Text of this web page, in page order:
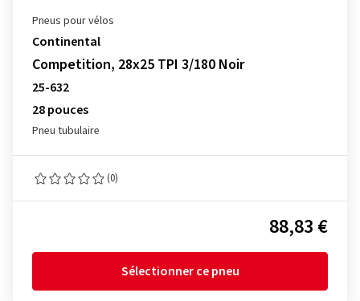
Pneus pour vélos
Continental
Competition, 28x25 TPI 3/180 Noir
25-632
28 pouces
Pneu tubulaire
(0)
88,83 €
Sélectionner ce pneu